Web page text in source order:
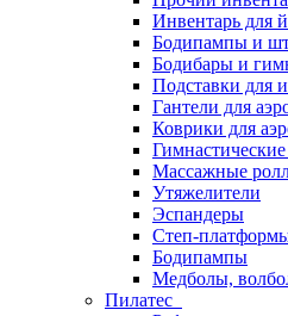
Инвентарь для
Бодипампы и
Бодибары и
Подставки для
Гантели для
Коврики для
Массажные
Утяжелители
Эспандеры
Степ-
Бодипампы
Медболы,
Пилатес